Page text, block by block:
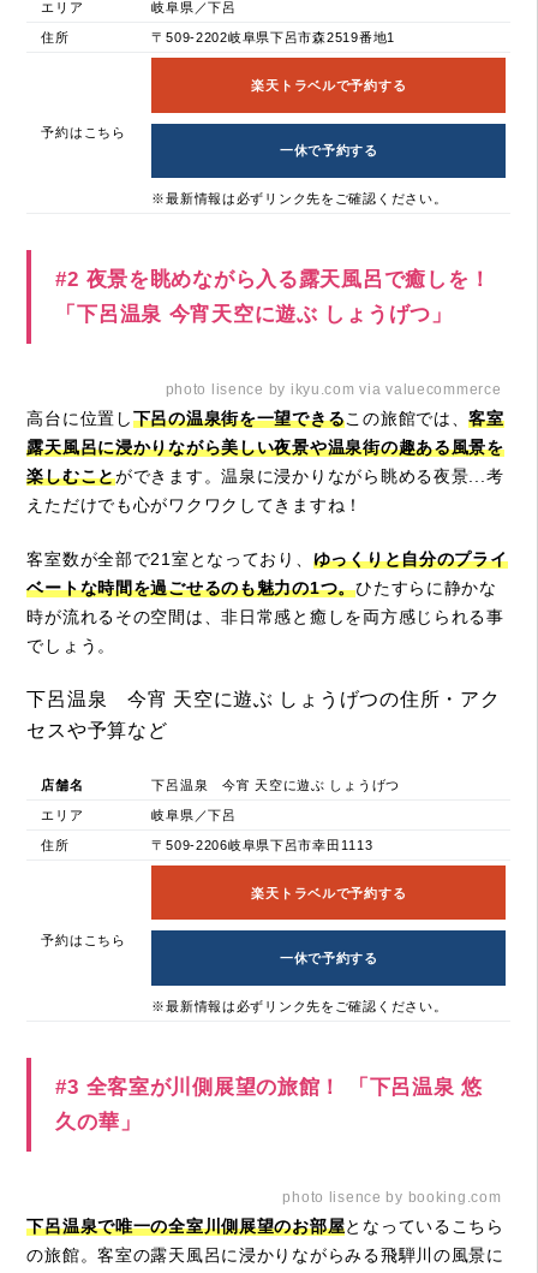
エリア 岐阜県／下呂
住所 〒509-2202岐阜県下呂市森2519番地1
予約はこちら
楽天トラベルで予約する
一休で予約する
※最新情報は必ずリンク先をご確認ください。
#2 夜景を眺めながら入る露天風呂で癒しを！
「下呂温泉 今宵天空に遊ぶ しょうげつ」
photo lisence by ikyu.com via valuecommerce
高台に位置し下呂の温泉街を一望できるこの旅館では、客室
露天風呂に浸かりながら美しい夜景や温泉街の趣ある風景を
楽しむことができます。温泉に浸かりながら眺める夜景...考
えただけでも心がワクワクしてきますね！
客室数が全部で21室となっており、 ゆっくりと自分のプライ
ベートな時間を過ごせるのも魅力の1つ。ひたすらに静かな
時が流れるその空間は、非日常感と癒しを両方感じられる事
でしょう。
下呂温泉 今宵 天空に遊ぶ しょうげつの住所・アク
セスや予算など
店舗名 下呂温泉 今宵 天空に遊ぶ しょうげつ
エリア 岐阜県／下呂
住所 〒509-2206岐阜県下呂市幸田1113
予約はこちら
楽天トラベルで予約する
一休で予約する
※最新情報は必ずリンク先をご確認ください。
#3 全客室が川側展望の旅館！ 「下呂温泉 悠
久の華」
photo lisence by booking.com
下呂温泉で唯一の全室川側展望のお部屋となっているこちら
の旅館。客室の露天風呂に浸かりながらみる飛騨川の風景に